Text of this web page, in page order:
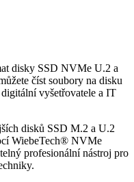
disky SSD NVMe U.2 a
číst soubory na disku
vyšetřovatele a IT
disků SSD M.2 a U.2
WiebeTech® NVMe
profesionální nástroj pro